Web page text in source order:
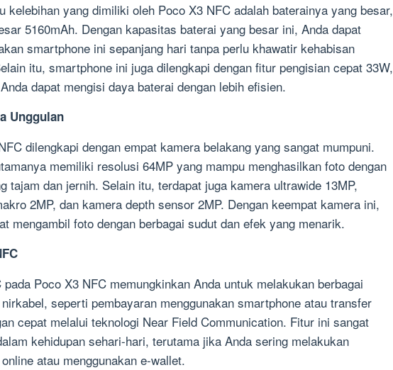
kelebihan yang dimiliki oleh Poco X3 NFC adalah baterainya yang besar,
5160mAh. Dengan kapasitas baterai yang besar ini, Anda dapat
smartphone ini sepanjang hari tanpa perlu khawatir kehabisan
itu, smartphone ini juga dilengkapi dengan fitur pengisian cepat 33W,
dapat mengisi daya baterai dengan lebih efisien.
Unggulan
dilengkapi dengan empat kamera belakang yang sangat mumpuni.
memiliki resolusi 64MP yang mampu menghasilkan foto dengan
tajam dan jernih. Selain itu, terdapat juga kamera ultrawide 13MP,
2MP, dan kamera depth sensor 2MP. Dengan keempat kamera ini,
mengambil foto dengan berbagai sudut dan efek yang menarik.
pada Poco X3 NFC memungkinkan Anda untuk melakukan berbagai
seperti pembayaran menggunakan smartphone atau transfer
cepat melalui teknologi Near Field Communication. Fitur ini sangat
kehidupan sehari-hari, terutama jika Anda sering melakukan
atau menggunakan e-wallet.